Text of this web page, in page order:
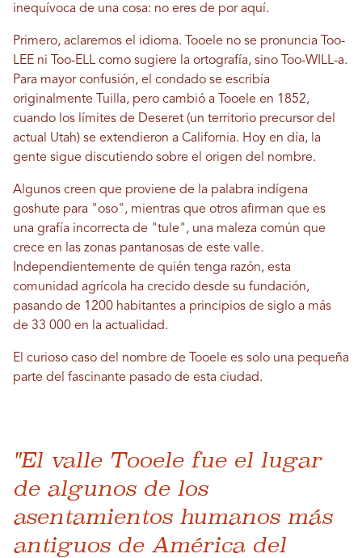
inequívoca de una cosa: no eres de por aquí.
Primero, aclaremos el idioma. Tooele no se pronuncia Too-
LEE ni Too-ELL como sugiere la ortografía, sino Too-WILL-a.
Para mayor confusión, el condado se escribía
originalmente Tuilla, pero cambió a Tooele en 1852,
cuando los límites de Deseret (un territorio precursor del
actual Utah) se extendieron a California. Hoy en día, la
gente sigue discutiendo sobre el origen del nombre.
Algunos creen que proviene de la palabra indígena
goshute para "oso", mientras que otros afirman que es
una grafía incorrecta de "tule", una maleza común que
crece en las zonas pantanosas de este valle.
Independientemente de quién tenga razón, esta
comunidad agrícola ha crecido desde su fundación,
pasando de 1200 habitantes a principios de siglo a más
de 33 000 en la actualidad.
El curioso caso del nombre de Tooele es solo una pequeña
parte del fascinante pasado de esta ciudad.
"El valle Tooele fue el lugar
de algunos de los
asentamientos humanos más
antiguos de América del